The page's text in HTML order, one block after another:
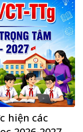
hiện các